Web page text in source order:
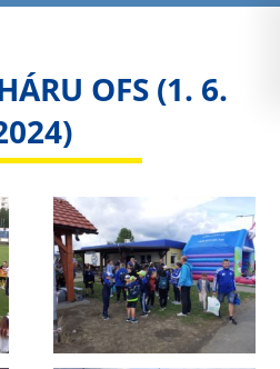
OFS (1. 6.